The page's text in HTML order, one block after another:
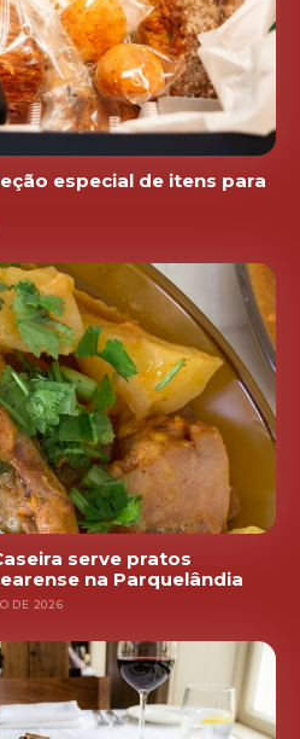
especial de itens para
serve pratos
na Parquelândia
DE 2026